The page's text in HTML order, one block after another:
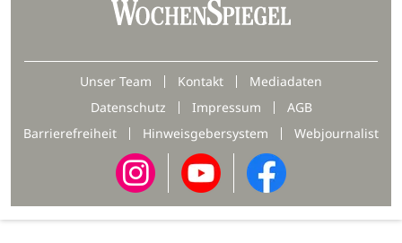
Unser Team Kontakt
Mediadaten
Datenschutz
Impressum
AGB
Barrierefreiheit
Hinweisgebersystem Webjournalist